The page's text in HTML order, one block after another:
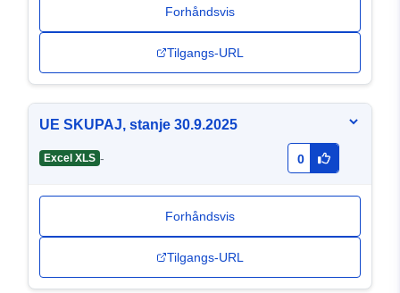
Forhåndsvis
Tilgangs-URL
UE SKUPAJ, stanje 30.9.2025
Excel XLS - 0
Forhåndsvis
Tilgangs-URL